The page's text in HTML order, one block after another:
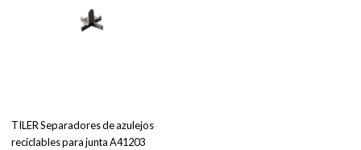
TILER Separadores de azulejos
reciclables para junta A41203